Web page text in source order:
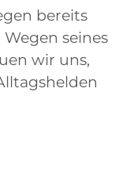
bereits
seines
wir uns,